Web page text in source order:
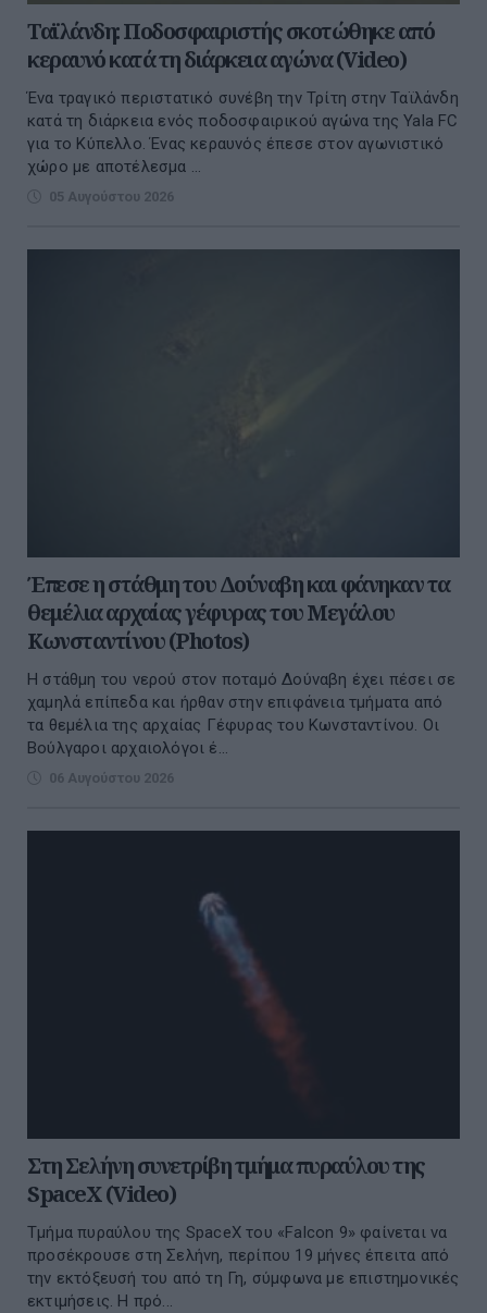
Ταϊλάνδη: Ποδοσφαιριστής σκοτώθηκε από
κεραυνό κατά τη διάρκεια αγώνα (Video)
Ένα τραγικό περιστατικό συνέβη την Τρίτη στην Ταϊλάνδη
κατά τη διάρκεια ενός ποδοσφαιρικού αγώνα της Yala FC
για το Κύπελλο. Ένας κεραυνός έπεσε στον αγωνιστικό
χώρο με αποτέλεσμα ...
05 Αυγούστου 2026
Έπεσε η στάθμη του Δούναβη και φάνηκαν τα
θεμέλια αρχαίας γέφυρας του Μεγάλου
Κωνσταντίνου (Photos)
Η στάθμη του νερού στον ποταμό Δούναβη έχει πέσει σε
χαμηλά επίπεδα και ήρθαν στην επιφάνεια τμήματα από
τα θεμέλια της αρχαίας Γέφυρας του Κωνσταντίνου. Οι
Βούλγαροι αρχαιολόγοι έ...
06 Αυγούστου 2026
Στη Σελήνη συνετρίβη τμήμα πυραύλου της
SpaceX (Video)
Τμήμα πυραύλου της SpaceX του «Falcon 9» φαίνεται να
προσέκρουσε στη Σελήνη, περίπου 19 μήνες έπειτα από
την εκτόξευσή του από τη Γη, σύμφωνα με επιστημονικές
εκτιμήσεις. Η πρό...